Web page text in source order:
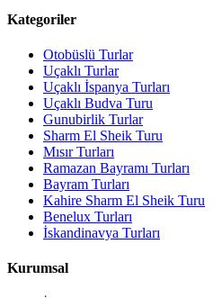
Kategoriler
Otobüslü Turlar
Uçaklı Turlar
Uçaklı İspanya Turları
Uçaklı Budva Turu
Gunubirlik Turlar
Sharm El Sheik Turu
Mısır Turları
Ramazan Bayramı Turları
Bayram Turları
Kahire Sharm El Sheik Turu
Benelux Turları
İskandinavya Turları
Kurumsal